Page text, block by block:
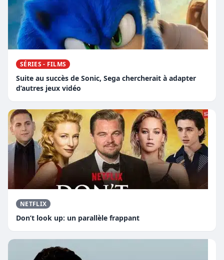
SÉRIES - FILMS
Suite au succès de Sonic, Sega chercherait à adapter
d’autres jeux vidéo
NETFLIX
Don’t look up: un parallèle frappant